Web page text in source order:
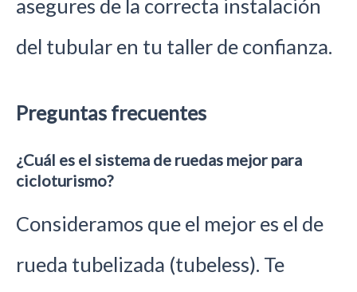
asegures de la correcta instalación
del tubular en tu taller de confianza.
Preguntas frecuentes
¿Cuál es el sistema de ruedas mejor para
cicloturismo?
Consideramos que el mejor es el de
rueda tubelizada (tubeless). Te